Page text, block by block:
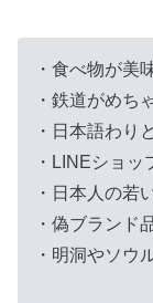
・食べ物が美
・鉄道がめち
・日本語わり
・LINEショッ
・日本人の若
・偽ブランド
・明洞やソウ